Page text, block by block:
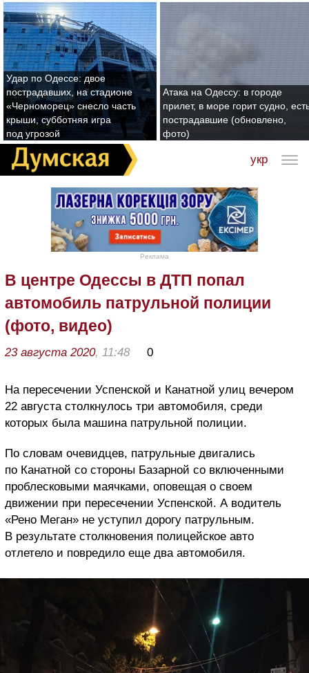
Удар по Одессе: двое
пострадавших, на стадионе
«Черноморец» снесло часть
крыши, субботняя игра
под угрозой
Атака на Одессу: в городе
прилет, в море горит судно,
пострадавшие (обновлено,
фото)
укр
Реклама
В центре Одессы в ДТП попал
автомобиль патрульной полиции
(фото, видео)
23 августа 2020, 11:48 0
На пересечении Успенской и Канатной улиц вечером
22 августа столкнулось три автомобиля, среди
которых была машина патрульной полиции.
По словам очевидцев, патрульные двигались
по Канатной со стороны Базарной со включенными
проблесковыми маячками, оповещая о своем
движении при пересечении Успенской. А водитель
«Рено Меган» не уступил дорогу патрульным.
В результате столкновения полицейское авто
отлетело и повредило еще два автомобиля.